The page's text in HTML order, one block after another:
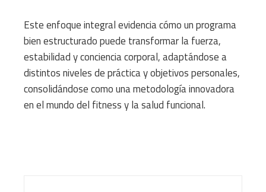
Este enfoque integral evidencia cómo un programa
bien estructurado puede transformar la fuerza,
estabilidad y conciencia corporal, adaptándose a
distintos niveles de práctica y objetivos personales,
consolidándose como una metodología innovadora
en el mundo del fitness y la salud funcional.